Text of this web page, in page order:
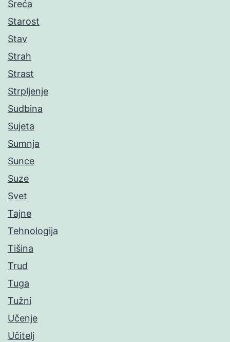
Sreća
Starost
Stav
Strah
Strast
Strpljenje
Sudbina
Sujeta
Sumnja
Sunce
Suze
Svet
Tajne
Tehnologija
Tišina
Trud
Tuga
Tužni
Učenje
Učitelj